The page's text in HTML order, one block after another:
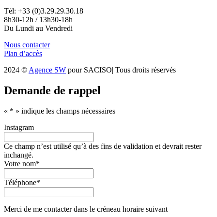
Tél: +33 (0)3.29.29.30.18
8h30-12h / 13h30-18h
Du Lundi au Vendredi
Nous contacter
Plan d’accès
2024 © Agence SW pour SACISO| Tous droits réservés
Demande de rappel
« * » indique les champs nécessaires
Instagram
Ce champ n’est utilisé qu’à des fins de validation et devrait rester
inchangé.
Votre nom*
Téléphone*
Merci de me contacter dans le créneau horaire suivant